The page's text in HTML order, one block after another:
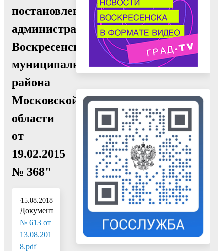
постановлением
администрации
Воскресенского
муниципального
района
Московской
области
от
19.02.2015
№ 368"
15.08.2018
Документ:
№ 613 от
13.08.201
8.pdf